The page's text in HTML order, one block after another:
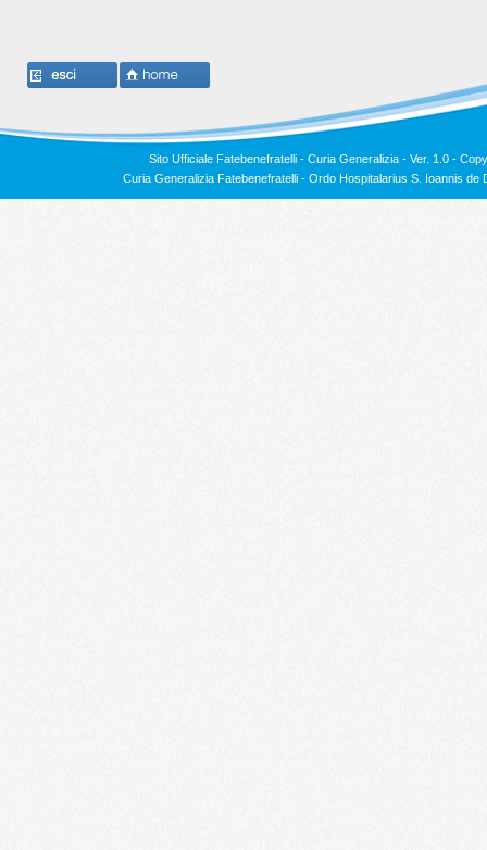
Sito Ufficiale Fatebenefratelli - Curia Generalizia - Ver. 1.0 -
Curia Generalizia Fatebenefratelli - Ordo Hospitalarius S. Ioannis